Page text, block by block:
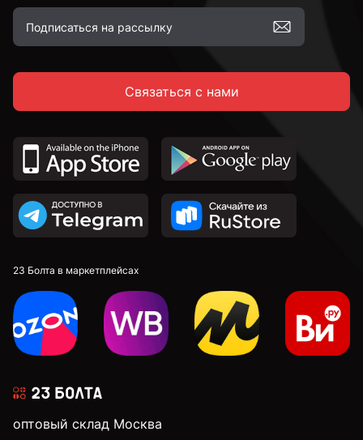
2,5 мм
2,8 мм
2,9 мм
3 мм
3,1 мм
Связаться с нами
23 Болта в маркетплейсах
оптовый склад Москва